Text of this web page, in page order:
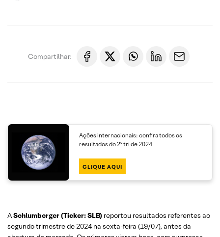
Compartilhar:
Ações internacionais: confira todos os
resultados do 2º tri de 2024
CLIQUE AQUI
ASchlumberger (Ticker: SLB) reportou resultados referentes ao
segundo trimestre de 2024 na sexta-feira (19/07), antes da